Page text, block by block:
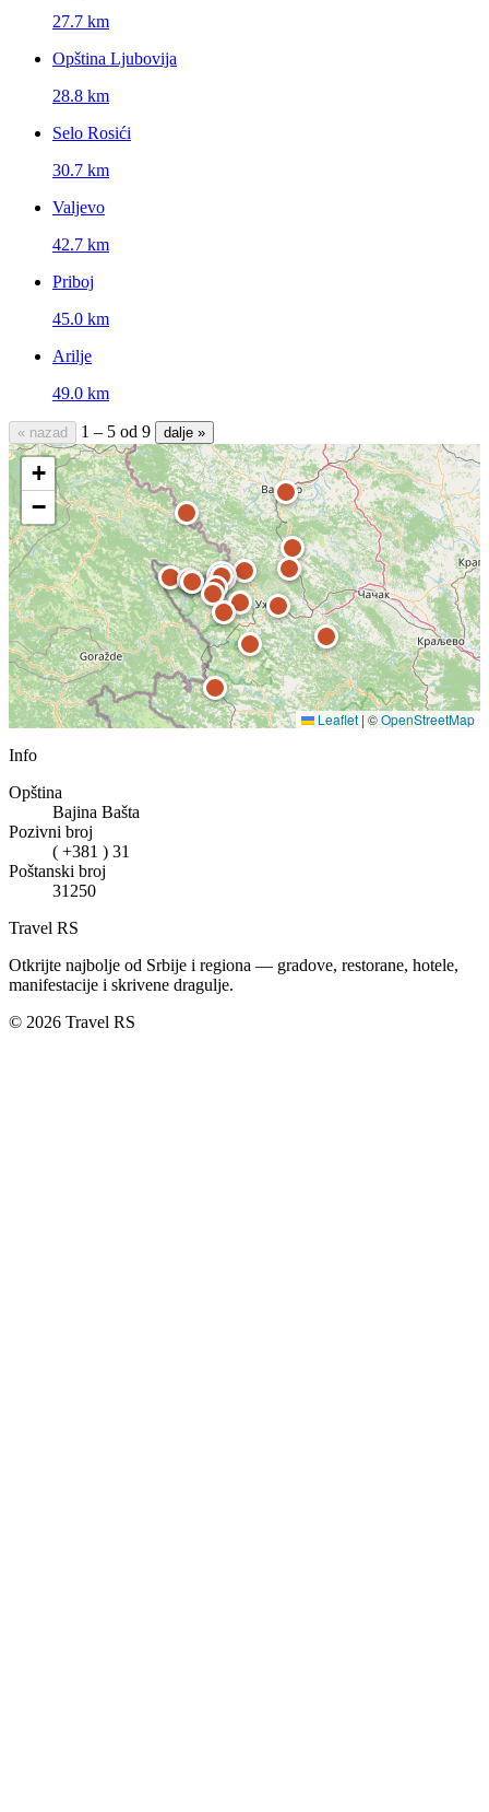
27.7 km
Opština Ljubovija
28.8 km
Selo Rosići
30.7 km
Valjevo
42.7 km
Priboj
45.0 km
Arilje
49.0 km
« nazad 1 – 5 od 9 dalje »
+
−
Leaflet | ©OpenStreetMap
Info
Opština
Bajina Bašta
Pozivni broj
( +381 ) 31
Poštanski broj
31250
Travel RS
Otkrijte najbolje od Srbije i regiona — gradove, restorane, hotele,
manifestacije i skrivene dragulje.
© 2026 Travel RS